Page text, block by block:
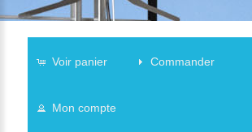
Voir panier Commander
Mon compte